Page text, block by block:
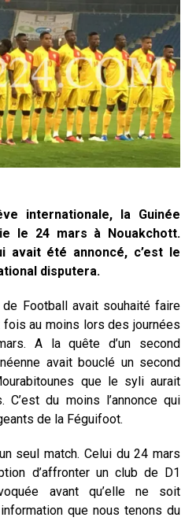
internationale, la Guinée
le 24 mars à Nouakchott.
avait été annoncé, c’est le
disputera.
de Football avait souhaité faire
au moins lors des journées
A la quête d’un second
avait bouclé un second
que le syli aurait
du moins l’annonce qui
de la Féguifoot.
seul match. Celui du 24 mars
d’affronter un club de D1
avant qu’elle ne soit
que nous tenons du